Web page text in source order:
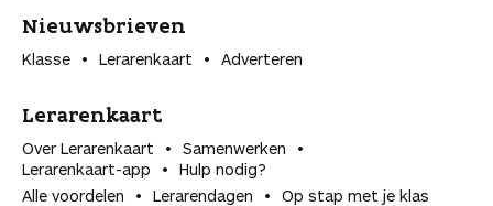
Nieuwsbrieven
Klasse Lerarenkaart Adverteren
Lerarenkaart
Over Lerarenkaart
Samenwerken
Lerarenkaart-app
Hulp nodig?
Alle voordelen
Lerarendagen Op stap met je klas